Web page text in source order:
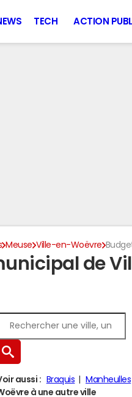
TECH ACTION
Meuse Ville-en-Woëvre
de
aussi : Braquis Manheulles
à une autre ville